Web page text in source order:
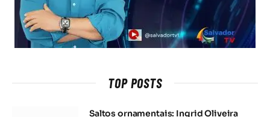
TOP POSTS
Saltos ornamentais: Ingrid Oliveira